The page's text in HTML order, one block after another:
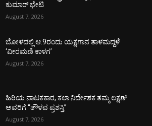
ಕುಮಾರ್ ಭೇಟಿ
August 7, 2026
ಬೋಳದಲ್ಲಿ ಆ.9ರಂದು ಯಕ್ಷಗಾನ ತಾಳಮದ್ದಳೆ
‘ವೀರಮಣಿ ಕಾಳಗ’
August 7, 2026
ಹಿರಿಯ ನಾಟಕಕಾರ, ಕಲಾ ನಿರ್ದೇಶಕ ತಮ್ಮ ಲಕ್ಷಣ್
ಅವರಿಗೆ “ತೌಳವ ಪ್ರಶಸ್ತಿ”
August 7, 2026